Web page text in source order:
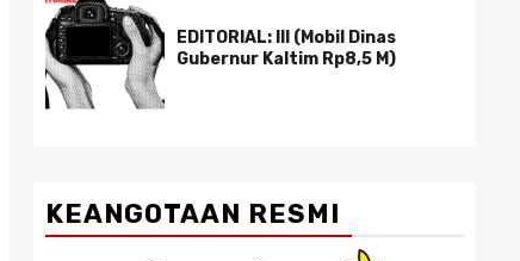
EDITORIAL: III (Mobil Dinas
Gubernur Kaltim Rp8,5 M)
KEANGOTAAN RESMI